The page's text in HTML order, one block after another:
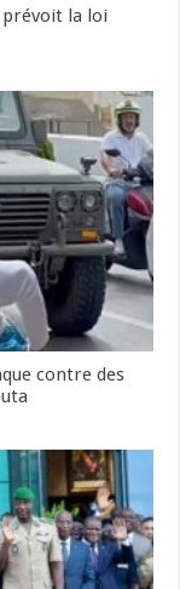
prévoit la loi
contre des